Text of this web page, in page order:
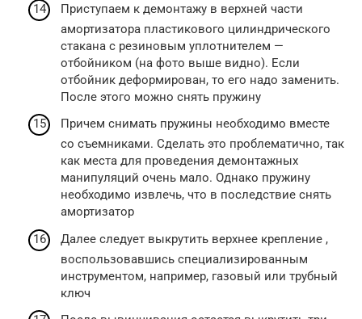
Приступаем к демонтажу в верхней части
амортизатора пластикового цилиндрического
стакана с резиновым уплотнителем —
отбойником (на фото выше видно). Если
отбойник деформирован, то его надо заменить.
После этого можно снять пружину
Причем снимать пружины необходимо вместе
со съемниками. Сделать это проблематично, так
как места для проведения демонтажных
манипуляций очень мало. Однако пружину
необходимо извлечь, что в последствие снять
амортизатор
Далее следует выкрутить верхнее крепление ,
воспользовавшись специализированным
инструментом, например, газовый или трубный
ключ